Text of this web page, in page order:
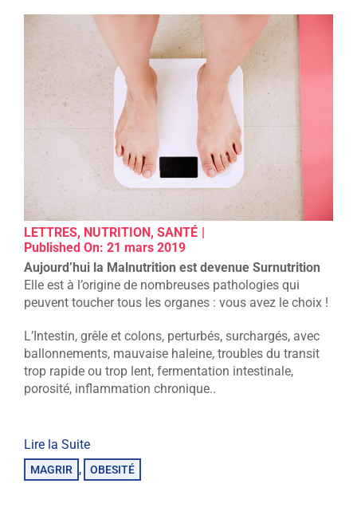
LETTRES, NUTRITION, SANTÉ |
Published On: 21 mars 2019
Aujourd’hui la Malnutrition est devenue Surnutrition
Elle est à l’origine de nombreuses pathologies qui
peuvent toucher tous les organes : vous avez le choix !
L’Intestin, grêle et colons, perturbés, surchargés, avec
ballonnements, mauvaise haleine, troubles du transit
trop rapide ou trop lent, fermentation intestinale,
porosité, inflammation chronique..
Lire la Suite
MAGRIR , OBESITÉ